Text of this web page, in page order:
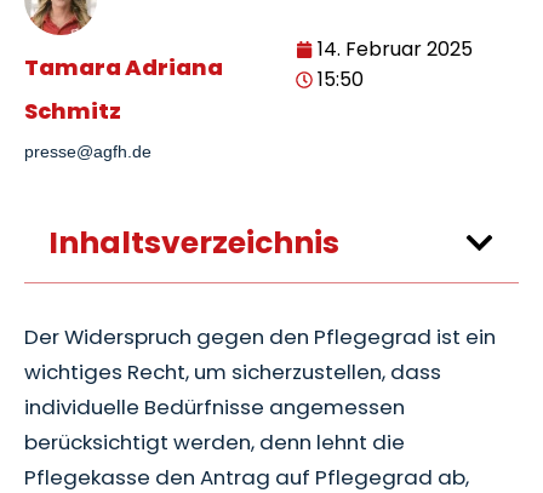
14. Februar 2025
15:50
Tamara Adriana
Schmitz
presse@agfh.de
Inhaltsverzeichnis
Der Widerspruch gegen den Pflegegrad ist ein
wichtiges Recht, um sicherzustellen, dass
individuelle Bedürfnisse angemessen
berücksichtigt werden, denn lehnt die
Pflegekasse den Antrag auf Pflegegrad ab,